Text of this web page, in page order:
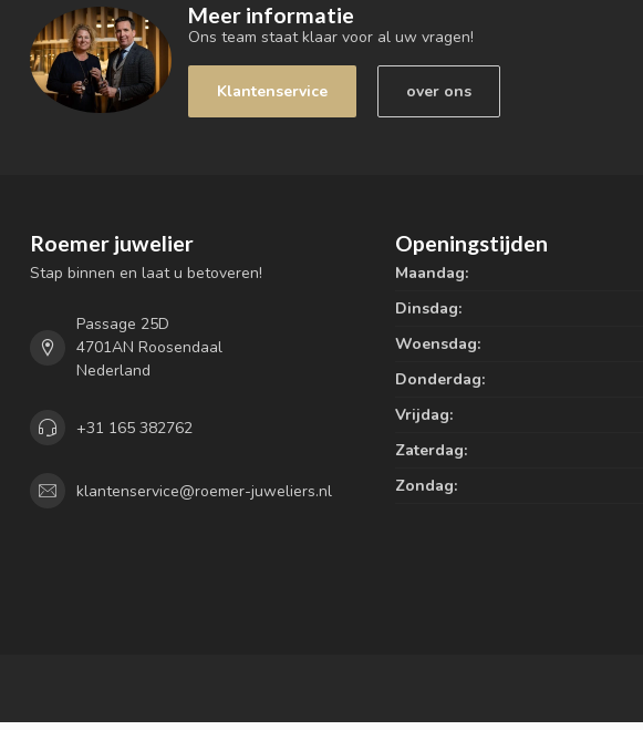
Meer informatie
Ons team staat klaar voor al uw vragen!
Klantenservice over ons
Roemer juwelier
Stap binnen en laat u betoveren!
Passage 25D
4701AN Roosendaal
Nederland
+31 165 382762
klantenservice@roemer-juweliers.nl
Openingstijden
Maandag:
Dinsdag:
Woensdag:
Donderdag:
Vrijdag:
Zaterdag:
Zondag: